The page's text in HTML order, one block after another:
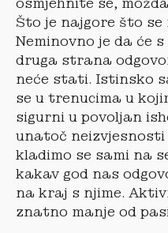
osmjehnite se,
Što je najgore što se
Neminovno je da će
druga strana
neće stati. Istinsko
se u trenucima u
sigurni u povoljan
unatoč neizvjesnosti
kladimo se sami na
kakav god nas
na kraj s njime.
znatno manje od